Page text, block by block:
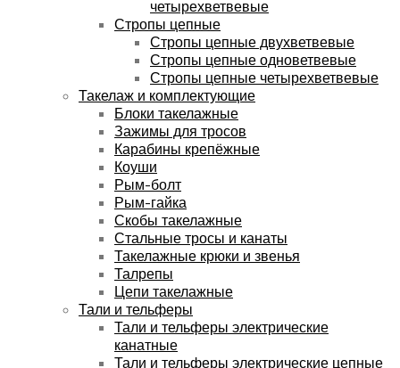
четырехветвевые
Стропы цепные
Стропы цепные двухветвевые
Стропы цепные одноветвевые
Стропы цепные четырехветвевые
Такелаж и комплектующие
Блоки такелажные
Зажимы для тросов
Карабины крепёжные
Коуши
Рым-болт
Рым-гайка
Скобы такелажные
Стальные тросы и канаты
Такелажные крюки и звенья
Талрепы
Цепи такелажные
Тали и тельферы
Тали и тельферы электрические
канатные
Тали и тельферы электрические цепные